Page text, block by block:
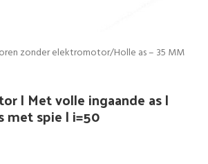
zonder elektromotor/Holle as – 35 MM
| Met volle ingaande as |
met spie | i=50